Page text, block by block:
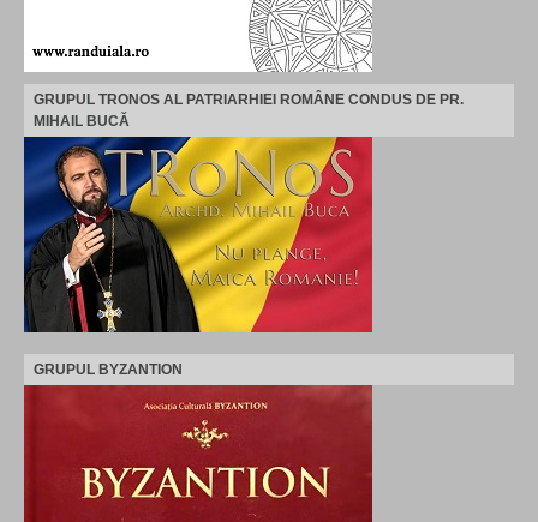
GRUPUL TRONOS AL PATRIARHIEI ROMÂNE CONDUS DE PR.
MIHAIL BUCĂ
GRUPUL BYZANTION